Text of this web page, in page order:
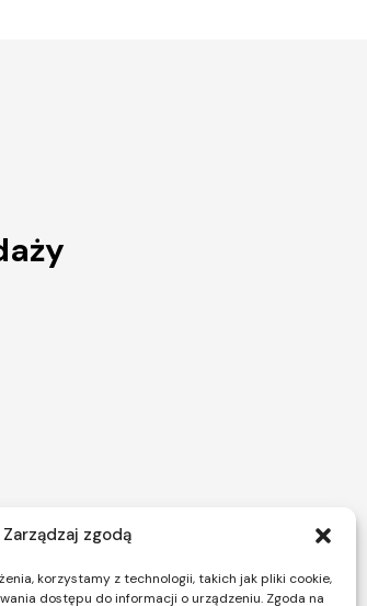
Zarządzaj zgodą
korzystamy z technologii, takich jak pliki cookie,
dostępu do informacji o urządzeniu. Zgoda na
na sprzedaż Warszawa